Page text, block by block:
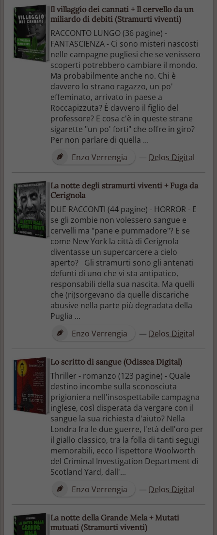
Il villaggio dei cannati + Il cervello da un
miliardo di debiti (Stramurti viventi)
RACCONTO LUNGO (36 pagine) -
FANTASCIENZA - Ci sono misteri nascosti
nelle campagne pugliesi che se venissero
scoperti potrebbero cambiare il mondo.
Ma probabilmente anche no. Chi è
davvero lo strano ragazzo, un po'
effeminato, arrivato in paese a
Roccapizzuta? È davvero il figlio del
professore? E cosa c'è in queste strane
sigarette "un po' forti" che offre in giro?
Per non parlare di quella ...
Enzo Verrengia
— Delos Digital
La notte degli stramurti viventi + Fuga da
Cerignola
DUE RACCONTI (44 pagine) - HORROR - E
se gli zombie non volessero sangue e
cervelli ma "pane e pummadore"? E se
come New York la città di Cerignola
diventasse un supercarcere a cielo
aperto? Gli stramurti sono gli antenati
defunti di uno che vi sta antipatico,
responsabili della sua nascita. Ma quelli
che (ri)sorgevano da quelle discariche
abusive nella parte più degradata della
Puglia ...
Enzo Verrengia
— Delos Digital
Lo scritto di sangue (Odissea Digital)
Thriller - romanzo (123 pagine) - Quale
destino incombe sulla sconosciuta
prigioniera nell'insospettabile campagna
inglese, così disperata da vergare con il
sangue la sua richiesta d'aiuto? Nella
Londra fra le due guerre, l'età dell'oro per
il giallo classico, tra la folla di tanti segugi
memorabili, ecco l'ispettore Woolworth
del Criminal Investigation Department di
Scotland Yard, dall'...
Enzo Verrengia
— Delos Digital
La notte della Grande Mela + Mutati
mutuati (Stramurti viventi)